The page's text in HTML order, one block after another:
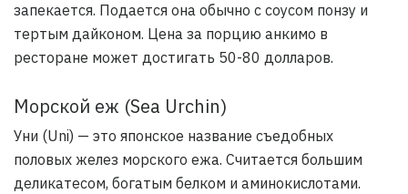
запекается. Подается она обычно с соусом понзу и
тертым дайконом. Цена за порцию анкимо в
ресторане может достигать 50-80 долларов.
Морской еж (Sea Urchin)
Уни (Uni) — это японское название съедобных
половых желез морского ежа. Считается большим
деликатесом, богатым белком и аминокислотами.